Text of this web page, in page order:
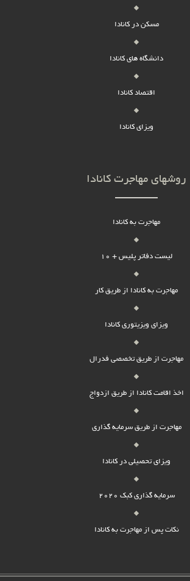
مسکن در کانادا
دانشگاه های کانادا
اقتصاد کانادا
ویزای کانادا
روشهای مهاجرت کانادا
مهاجرت به کانادا
لیست دفاتر پلیس + 10
مهاجرت به کانادا از طریق کار
ویزای ویزیتوری کانادا
مهاجرت از طریق تخصصی فدرال
اخذ اقامت کانادا از طریق ازدواج
مهاجرت از طریق سرمایه گذاری
ویزای تحصیلی در کانادا
سرمایه گذاری کبک 2020
نکات پس از مهاجرت به کانادا